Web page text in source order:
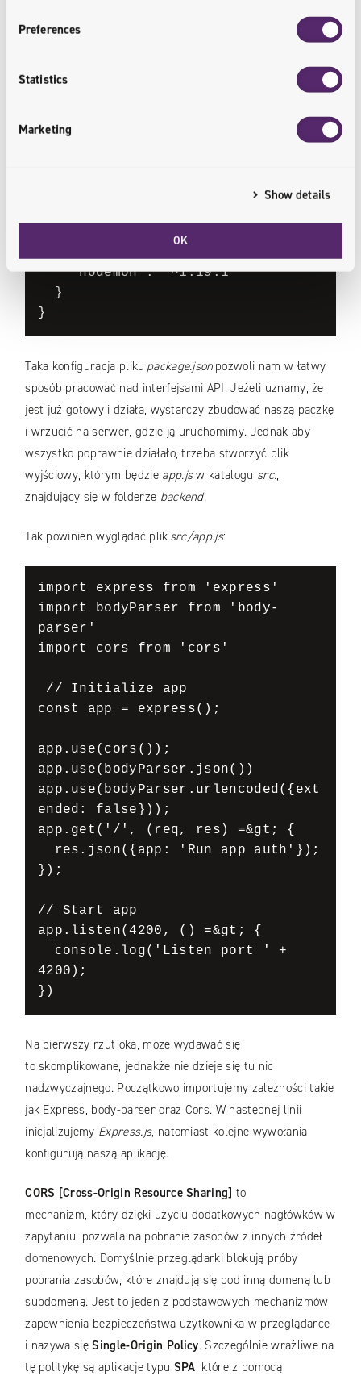
Preferences
Statistics
Marketing
Show details
OK
  },
    "@babel/cli": "^7.5.5",
    "@babel/plugin-proposal-class-
export-default-from": "^7.0.0",
async-to-generator": "^7.5.0",
    "nodemon": "^1.19.1"
}
Taka konfiguracja pliku package.json pozwoli nam w łatwy
sposób pracować nad interfejsami API. Jeżeli uznamy, że
jest już gotowy i działa, wystarczy zbudować naszą paczkę
i wrzucić na serwer, gdzie ją uruchomimy. Jednak aby
wszystko poprawnie działało, trzeba stworzyć plik
wyjściowy, którym będzie app.jsw katalogu src.,
znajdujący się w folderze backend.
Tak powinien wyglądać plik src/app.js:
import express from 'express'
import bodyParser from 'body-
parser'
import cors from 'cors'
const app = express();
app.use(cors());
app.use(bodyParser.json())
app.use(bodyParser.urlencoded({ext
ended: false}));
app.get('/', (req, res) =&gt; {
});
// Start app
app.listen(4200, () =&gt; {
4200);
})
Na pierwszy rzut oka, może wydawać się
to skomplikowane, jednakże nie dzieje się tu nic
nadzwyczajnego. Początkowo importujemy zależności takie
jak Express, body-parser oraz Cors. W następnej linii
inicjalizujemy Express.js, natomiast kolejne wywołania
konfigurują naszą aplikację.
CORS [Cross-Origin Resource Sharing] to
mechanizm, który dzięki użyciu dodatkowych nagłówków w
zapytaniu, pozwala na pobranie zasobów z innych źródeł
domenowych. Domyślnie przeglądarki blokują próby
pobrania zasobów, które znajdują się pod inną domeną lub
subdomeną. Jest to jeden z podstawowych mechanizmów
zapewnienia bezpieczeństwa użytkownika w przeglądarce
i nazywa sięSingle-Origin Policy. Szczególnie wrażliwe na
tę politykę są aplikacje typu SPA, które z pomocą